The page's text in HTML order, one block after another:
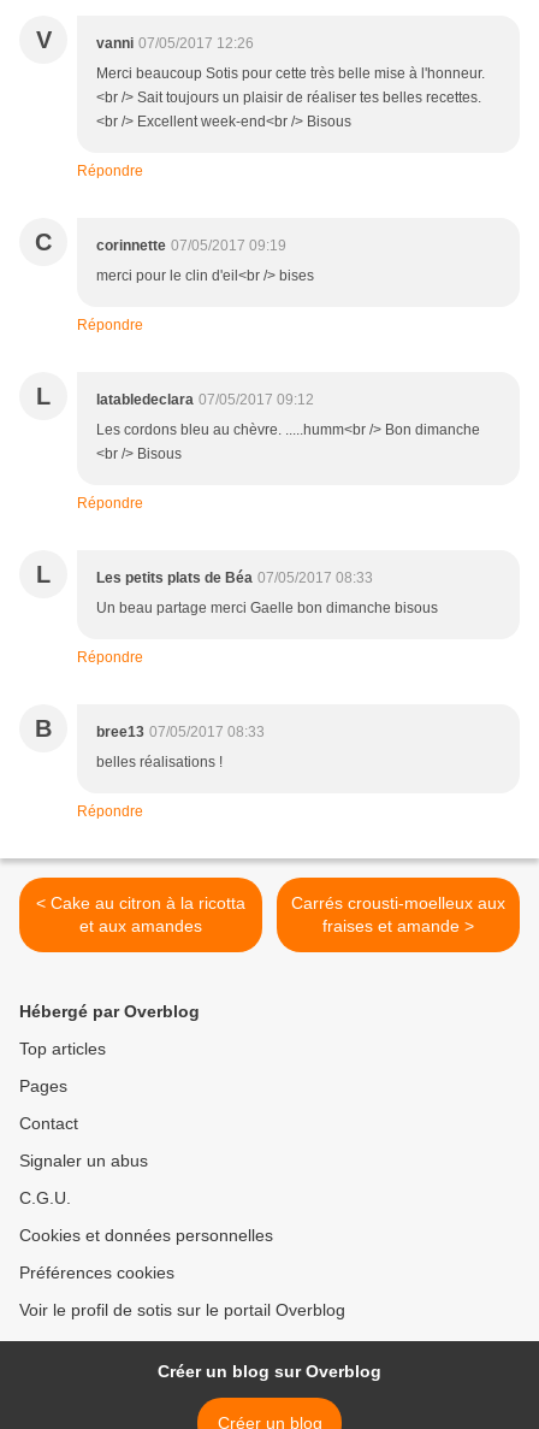
V vanni 07/05/2017 12:26
Merci beaucoup Sotis pour cette très belle mise à l'honneur.
<br /> Sait toujours un plaisir de réaliser tes belles recettes.
<br /> Excellent week-end<br /> Bisous
Répondre
C corinnette 07/05/2017 09:19
merci pour le clin d'eil<br /> bises
Répondre
L latabledeclara 07/05/2017 09:12
Les cordons bleu au chèvre. .....humm<br /> Bon dimanche
<br /> Bisous
Répondre
L Les petits plats de Béa 07/05/2017 08:33
Un beau partage merci Gaelle bon dimanche bisous
Répondre
B bree13 07/05/2017 08:33
belles réalisations !
Répondre
< Cake au citron à la ricotta
et aux amandes
Carrés crousti-moelleux aux
fraises et amande >
Hébergé par Overblog
Top articles
Pages
Contact
Signaler un abus
C.G.U.
Cookies et données personnelles
Préférences cookies
Voir le profil de sotis sur le portail Overblog
Créer un blog sur Overblog
Créer un blog